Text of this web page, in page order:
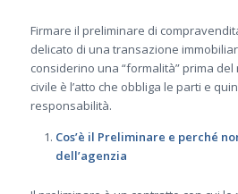
Firmare il preliminare di
delicato di una transazione
considerino una “formalità” prima
civile è l’atto che obbliga le parti e
responsabilità.
Cos’è il Preliminare e perché
dell’agenzia